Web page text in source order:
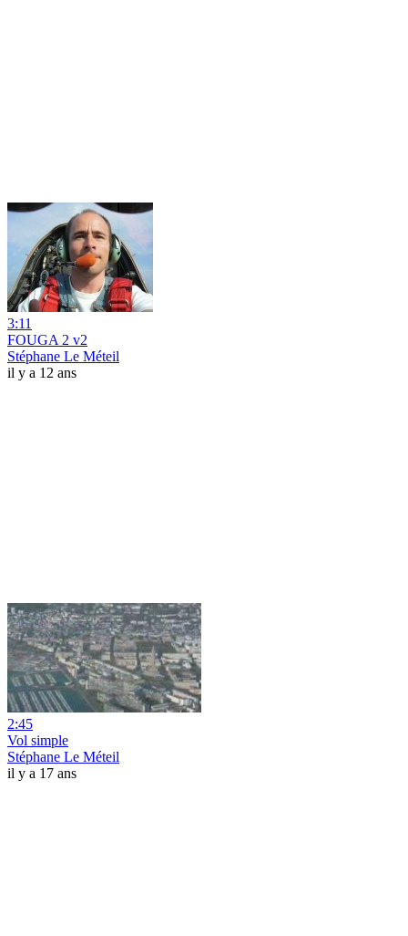
3:11
FOUGA 2 v2
Stéphane Le Méteil
il y a 12 ans
2:45
Vol simple
Stéphane Le Méteil
il y a 17 ans